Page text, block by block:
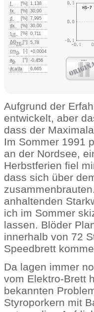
f [%]
1,138
fx
[%]
30,00
d
[%]
7,995
dx
[%]
30,00
r LE [%]
0,711
ΔΘTE [°]
5,78
cm0 [-]
+0,0004
a0 [°]
-0,456
∂ca⁄∂a 6,665
Aufgrund der
entwickelt, aber
dass der
Im Sommer 1991
an der Nordsee,
Herbstferien fiel
dass sich über
anhaltenden
ich im Sommer
lassen. Blöder
innerhalb von 72
Speedbrett
Da lagen immer
vom Elektro-Brett
bekannten
Styroporkern mit